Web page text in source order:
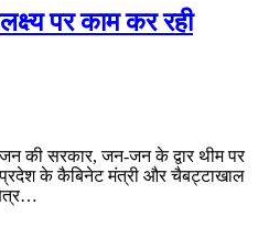
पर काम कर रही
जन की सरकार, जन-जन के द्वार थीम पर
के कैबिनेट मंत्री और चैबट्टाखाल